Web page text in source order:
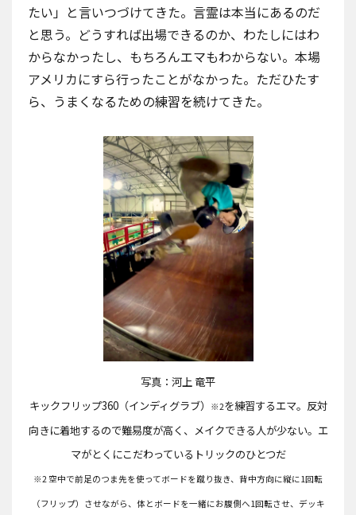
たい」と言いつづけてきた。言霊は本当にあるのだ
と思う。どうすれば出場できるのか、わたしにはわ
からなかったし、もちろんエマもわからない。本場
アメリカにすら行ったことがなかった。ただひたす
ら、うまくなるための練習を続けてきた。
写真：河上 竜平
キックフリップ360（インディグラブ）
※2を練習するエマ。反対
向きに着地するので難易度が高く、メイクできる人が少ない。エ
マがとくにこだわっているトリックのひとつだ
※2 空中で前足のつま先を使ってボードを蹴り抜き、背中方向に縦に1回転
（フリップ）させながら、体とボードを一緒にお腹側へ1回転させ、デッキ